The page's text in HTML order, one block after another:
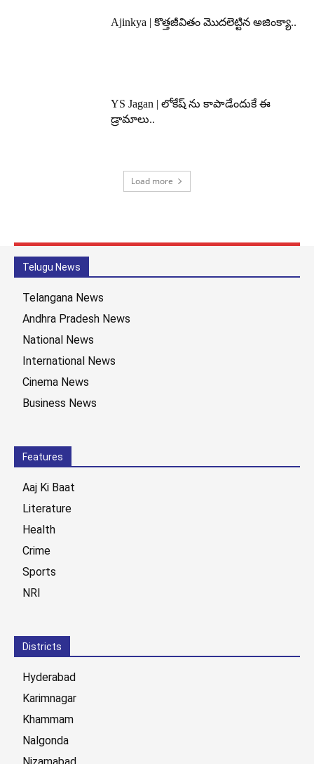
Ajinkya | కొత్తజీవితం మొదలెట్టిన అజింక్యా..
YS Jagan | లోకేష్ ను కాపాడేందుకే ఈ
డ్రామాలు..
Load more
Telugu News
Telangana News
Andhra Pradesh News
National News
International News
Cinema News
Business News
Features
Aaj Ki Baat
Literature
Health
Crime
Sports
NRI
Districts
Hyderabad
Karimnagar
Khammam
Nalgonda
Nizamabad